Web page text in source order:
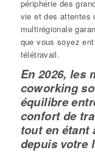
périphérie des
vie et des attentes
multirégionale
que vous soyez
télétravail.
En 2026, les
coworking
équilibre
confort de
tout en étant
depuis votre